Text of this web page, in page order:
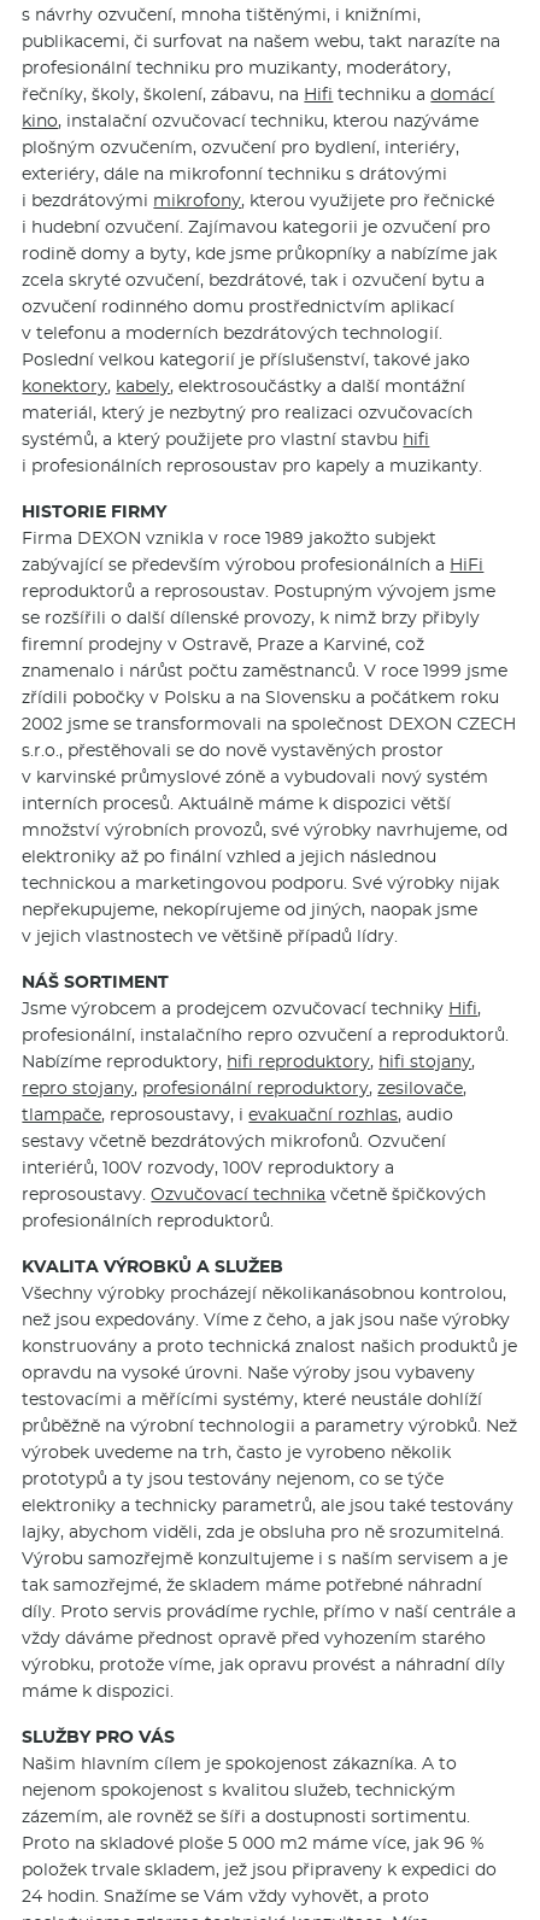
s návrhy ozvučení, mnoha tištěnými, i knižními,
publikacemi, či surfovat na našem webu, takt narazíte na
profesionální techniku pro muzikanty, moderátory,
řečníky, školy, školení, zábavu, na Hifi techniku adomácí
kino, instalační ozvučovací techniku, kterou nazýváme
plošným ozvučením, ozvučení pro bydlení, interiéry,
exteriéry, dále na mikrofonní techniku s drátovými
i bezdrátovými mikrofony, kterou využijete pro řečnické
i hudební ozvučení. Zajímavou kategorii je ozvučení pro
rodině domy a byty, kde jsme průkopníky a nabízíme jak
zcela skryté ozvučení, bezdrátové, tak i ozvučení bytu a
ozvučení rodinného domu prostřednictvím aplikací
v telefonu a moderních bezdrátových technologií.
Poslední velkou kategorií je příslušenství, takové jako
konektory, kabely, elektrosoučástky a další montážní
materiál, který je nezbytný pro realizaci ozvučovacích
systémů, a který použijete pro vlastní stavbu hifi
i profesionálních reprosoustav pro kapely a muzikanty.
HISTORIE FIRMY
Firma DEXON vznikla v roce 1989 jakožto subjekt
zabývající se především výrobou profesionálních a HiFi
reproduktorů a reprosoustav. Postupným vývojem jsme
se rozšířili o další dílenské provozy, k nimž brzy přibyly
firemní prodejny v Ostravě, Praze a Karviné, což
znamenalo i nárůst počtu zaměstnanců. V roce 1999 jsme
zřídili pobočky v Polsku a na Slovensku a počátkem roku
2002 jsme se transformovali na společnost DEXON CZECH
s.r.o., přestěhovali se do nově vystavěných prostor
v karvinské průmyslové zóně a vybudovali nový systém
interních procesů. Aktuálně máme k dispozici větší
množství výrobních provozů, své výrobky navrhujeme, od
elektroniky až po finální vzhled a jejich následnou
technickou a marketingovou podporu. Své výrobky nijak
nepřekupujeme, nekopírujeme od jiných, naopak jsme
v jejich vlastnostech ve většině případů lídry.
NÁŠ SORTIMENT
Jsme výrobcem a prodejcem ozvučovací techniky Hifi,
profesionální, instalačního repro ozvučení a reproduktorů.
Nabízíme reproduktory, hifi reproduktory, hifi stojany,
repro stojany, profesionální reproduktory,zesilovače,
tlampače, reprosoustavy, ievakuační rozhlas, audio
sestavy včetně bezdrátových mikrofonů. Ozvučení
interiérů, 100V rozvody, 100V reproduktory a
reprosoustavy.Ozvučovací technika včetně špičkových
profesionálních reproduktorů.
KVALITA VÝROBKŮ A SLUŽEB
Všechny výrobky procházejí několikanásobnou kontrolou,
než jsou expedovány. Víme z čeho, a jak jsou naše výrobky
konstruovány a proto technická znalost našich produktů je
opravdu na vysoké úrovni. Naše výroby jsou vybaveny
testovacími a měřícími systémy, které neustále dohlíží
průběžně na výrobní technologii a parametry výrobků. Než
výrobek uvedeme na trh, často je vyrobeno několik
prototypů a ty jsou testovány nejenom, co se týče
elektroniky a technicky parametrů, ale jsou také testovány
lajky, abychom viděli, zda je obsluha pro ně srozumitelná.
Výrobu samozřejmě konzultujeme i s naším servisem a je
tak samozřejmé, že skladem máme potřebné náhradní
díly. Proto servis provádíme rychle, přímo v naší centrále a
vždy dáváme přednost opravě před vyhozením starého
výrobku, protože víme, jak opravu provést a náhradní díly
máme k dispozici.
SLUŽBY PRO VÁS
Našim hlavním cílem je spokojenost zákazníka. A to
nejenom spokojenost s kvalitou služeb, technickým
zázemím, ale rovněž se šíři a dostupnosti sortimentu.
Proto na skladové ploše 5 000 m2 máme více, jak 96 %
položek trvale skladem, jež jsou připraveny k expedici do
24 hodin. Snažíme se Vám vždy vyhovět, a proto